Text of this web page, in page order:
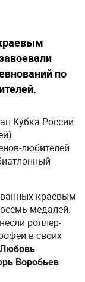
по
Кубка России
любителей
краевым
медалей.
роллер-
в своих
Любовь
Воробьев